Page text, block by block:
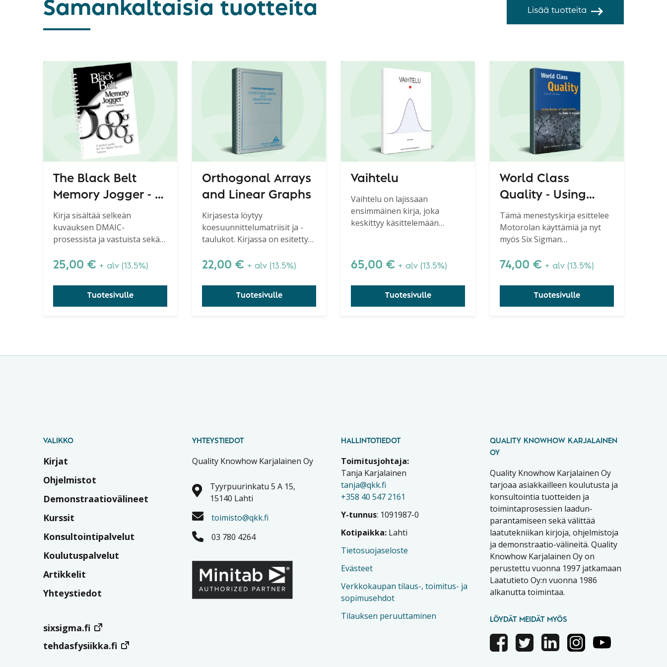
Samankaltaisia tuotteita Lisää tuotteita
The Black Belt
Memory Jogger - A
Pocket Guide for
Six Sigma Success,
2nd Edition
Kirja sisältää selkeän
kuvauksen DMAIC-
prosessista ja vastuista sekä
ja työkaluja.
25,00 € + alv (13.5%)
Tuotesivulle
Orthogonal Arrays
and Linear Graphs
Kirjasesta löytyy
koesuunnittelumatriisit ja -
taulukot. Kirjassa on esitetty
Kokeentekijälle välttämätön
22,00 € + alv (13.5%)
Tuotesivulle
Vaihtelu
Vaihtelu on lajissaan
ensimmäinen kirja, joka
keskittyy käsittelemään
käsitettä vaihtelu ja sen
tunnistamista
65,00 € + alv (13.5%)
Tuotesivulle
World Class
Quality - Using
Design of
Experiments to
Make It Happen,
Second Edition
Tämä menestyskirja esittelee
Motorolan käyttämiä ja nyt
myös Six Sigman
esittelee kirjassa suuren
menetelmiä. Suositeltava kirja
erityisesti Six Sigmaan
perehtyville.
74,00 € + alv (13.5%)
Tuotesivulle
VALIKKO
Kirjat
Ohjelmistot
Demonstraatiovälineet
Kurssit
Konsultointipalvelut
Koulutuspalvelut
Artikkelit
Yhteystiedot
sixsigma.fi
tehdasfysiikka.fi
YHTEYSTIEDOT
Quality Knowhow Karjalainen Oy
Tyyrpuurinkatu 5 A 15,
15140 Lahti
toimisto@qkk.fi
03 780 4264
HALLINTOTIEDOT
Toimitusjohtaja:
Tanja Karjalainen
tanja@qkk.fi
+358 40 547 2161
Y-tunnus: 1091987-0
Kotipaikka: Lahti
Tietosuojaseloste
Evästeet
Verkkokaupan tilaus-, toimitus- ja
sopimusehdot
Tilauksen peruuttaminen
QUALITY KNOWHOW KARJALAINEN
OY
Quality Knowhow Karjalainen Oy
tarjoaa asiakkailleen koulutusta ja
konsultointia tuotteiden ja
toimintaprosessien laadun-
parantamiseen sekä välittää
laatutekniikan kirjoja, ohjelmistoja
ja demonstraatio-välineitä. Quality
Knowhow Karjalainen Oy on
perustettu vuonna 1997 jatkamaan
Laatutieto Oy:n vuonna 1986
alkanutta toimintaa.
LÖYDÄT MEIDÄT MYÖS
FacebookTwitterLinkedinInstagramYoutube